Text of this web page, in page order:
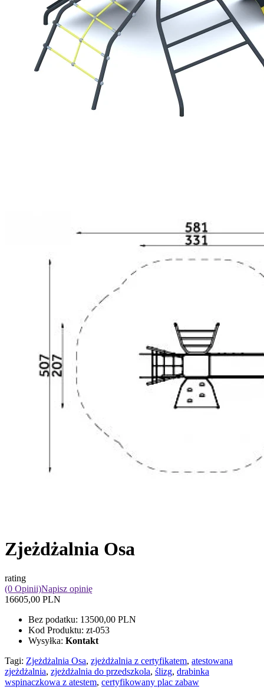
Zjeżdżalnia Osa
rating
(0 Opinii)Napisz opinię
16605,00 PLN
Bez podatku: 13500,00 PLN
Kod Produktu: zt-053
Wysyłka: Kontakt
Tagi: Zjeżdżalnia Osa, zjeżdżalnia z certyfikatem, atestowana
zjeżdżalnia, zjeżdżalnia do przedszkola, ślizg, drabinka
wspinaczkowa z atestem, certyfikowany plac zabaw